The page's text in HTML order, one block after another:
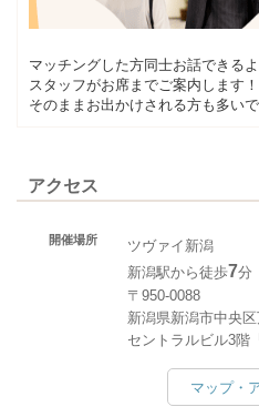
マッチングした方同士お話できる
スタッフがお席までご案内します！
そのままお出かけされる方も多い
アクセス
開催場所
ツヴァイ新潟
新潟駅から徒歩7分
〒950-0088
新潟県新潟市中央
セントラルビル3階
マップ・